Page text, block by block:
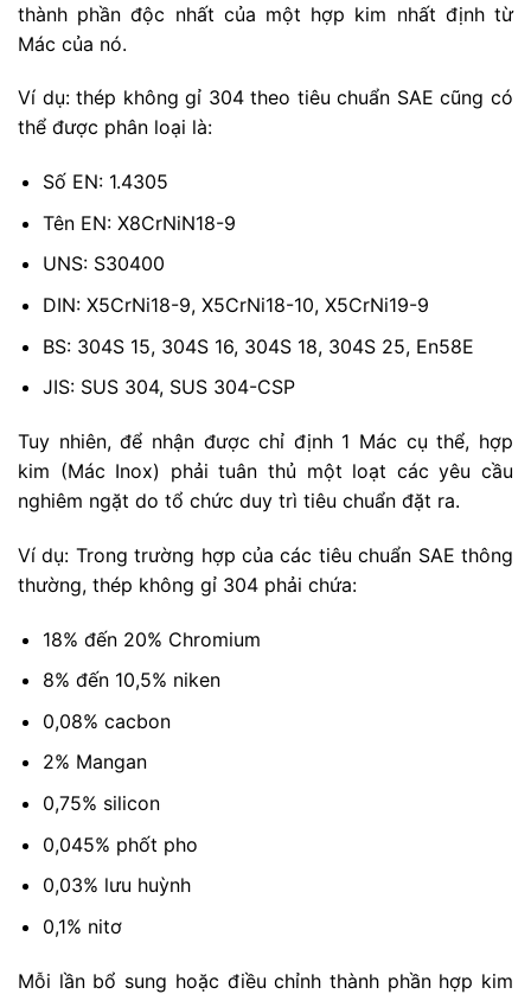
thành phần độc nhất của một hợp kim nhất định từ
Mác của nó.
Ví dụ: thép không gỉ 304 theo tiêu chuẩn SAE cũng có
thể được phân loại là:
Số EN: 1.4305
Tên EN: X8CrNiN18-9
UNS: S30400
DIN: X5CrNi18-9, X5CrNi18-10, X5CrNi19-9
BS: 304S 15, 304S 16, 304S 18, 304S 25, En58E
JIS: SUS 304, SUS 304-CSP
Tuy nhiên, để nhận được chỉ định 1 Mác cụ thể, hợp
kim (Mác Inox) phải tuân thủ một loạt các yêu cầu
nghiêm ngặt do tổ chức duy trì tiêu chuẩn đặt ra.
Ví dụ: Trong trường hợp của các tiêu chuẩn SAE thông
thường, thép không gỉ 304 phải chứa:
18% đến 20% Chromium
8% đến 10,5% niken
0,08% cacbon
2% Mangan
0,75% silicon
0,045% phốt pho
0,03% lưu huỳnh
0,1% nitơ
Mỗi lần bổ sung hoặc điều chỉnh thành phần hợp kim